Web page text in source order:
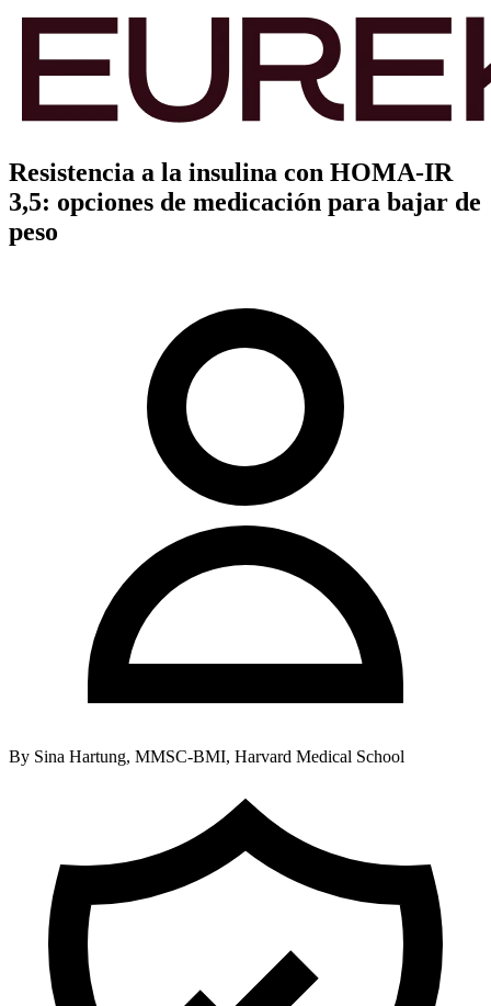
Resistencia a la insulina con HOMA-IR
3,5: opciones de medicación para bajar de
peso
By Sina Hartung, MMSC-BMI, Harvard Medical School